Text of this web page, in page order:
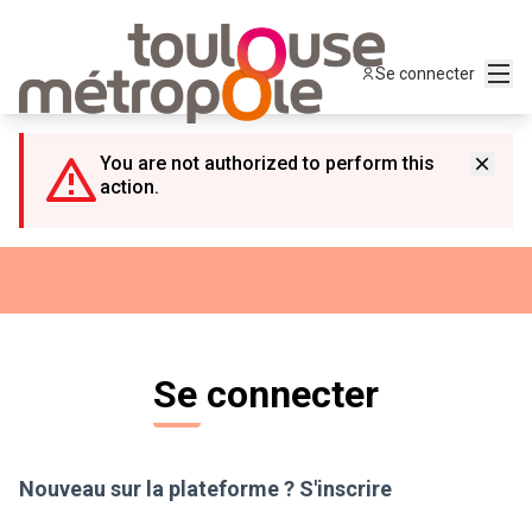
Se connecter
You are not authorized to perform this
action.
Se connecter
Nouveau sur la plateforme ? S'inscrire